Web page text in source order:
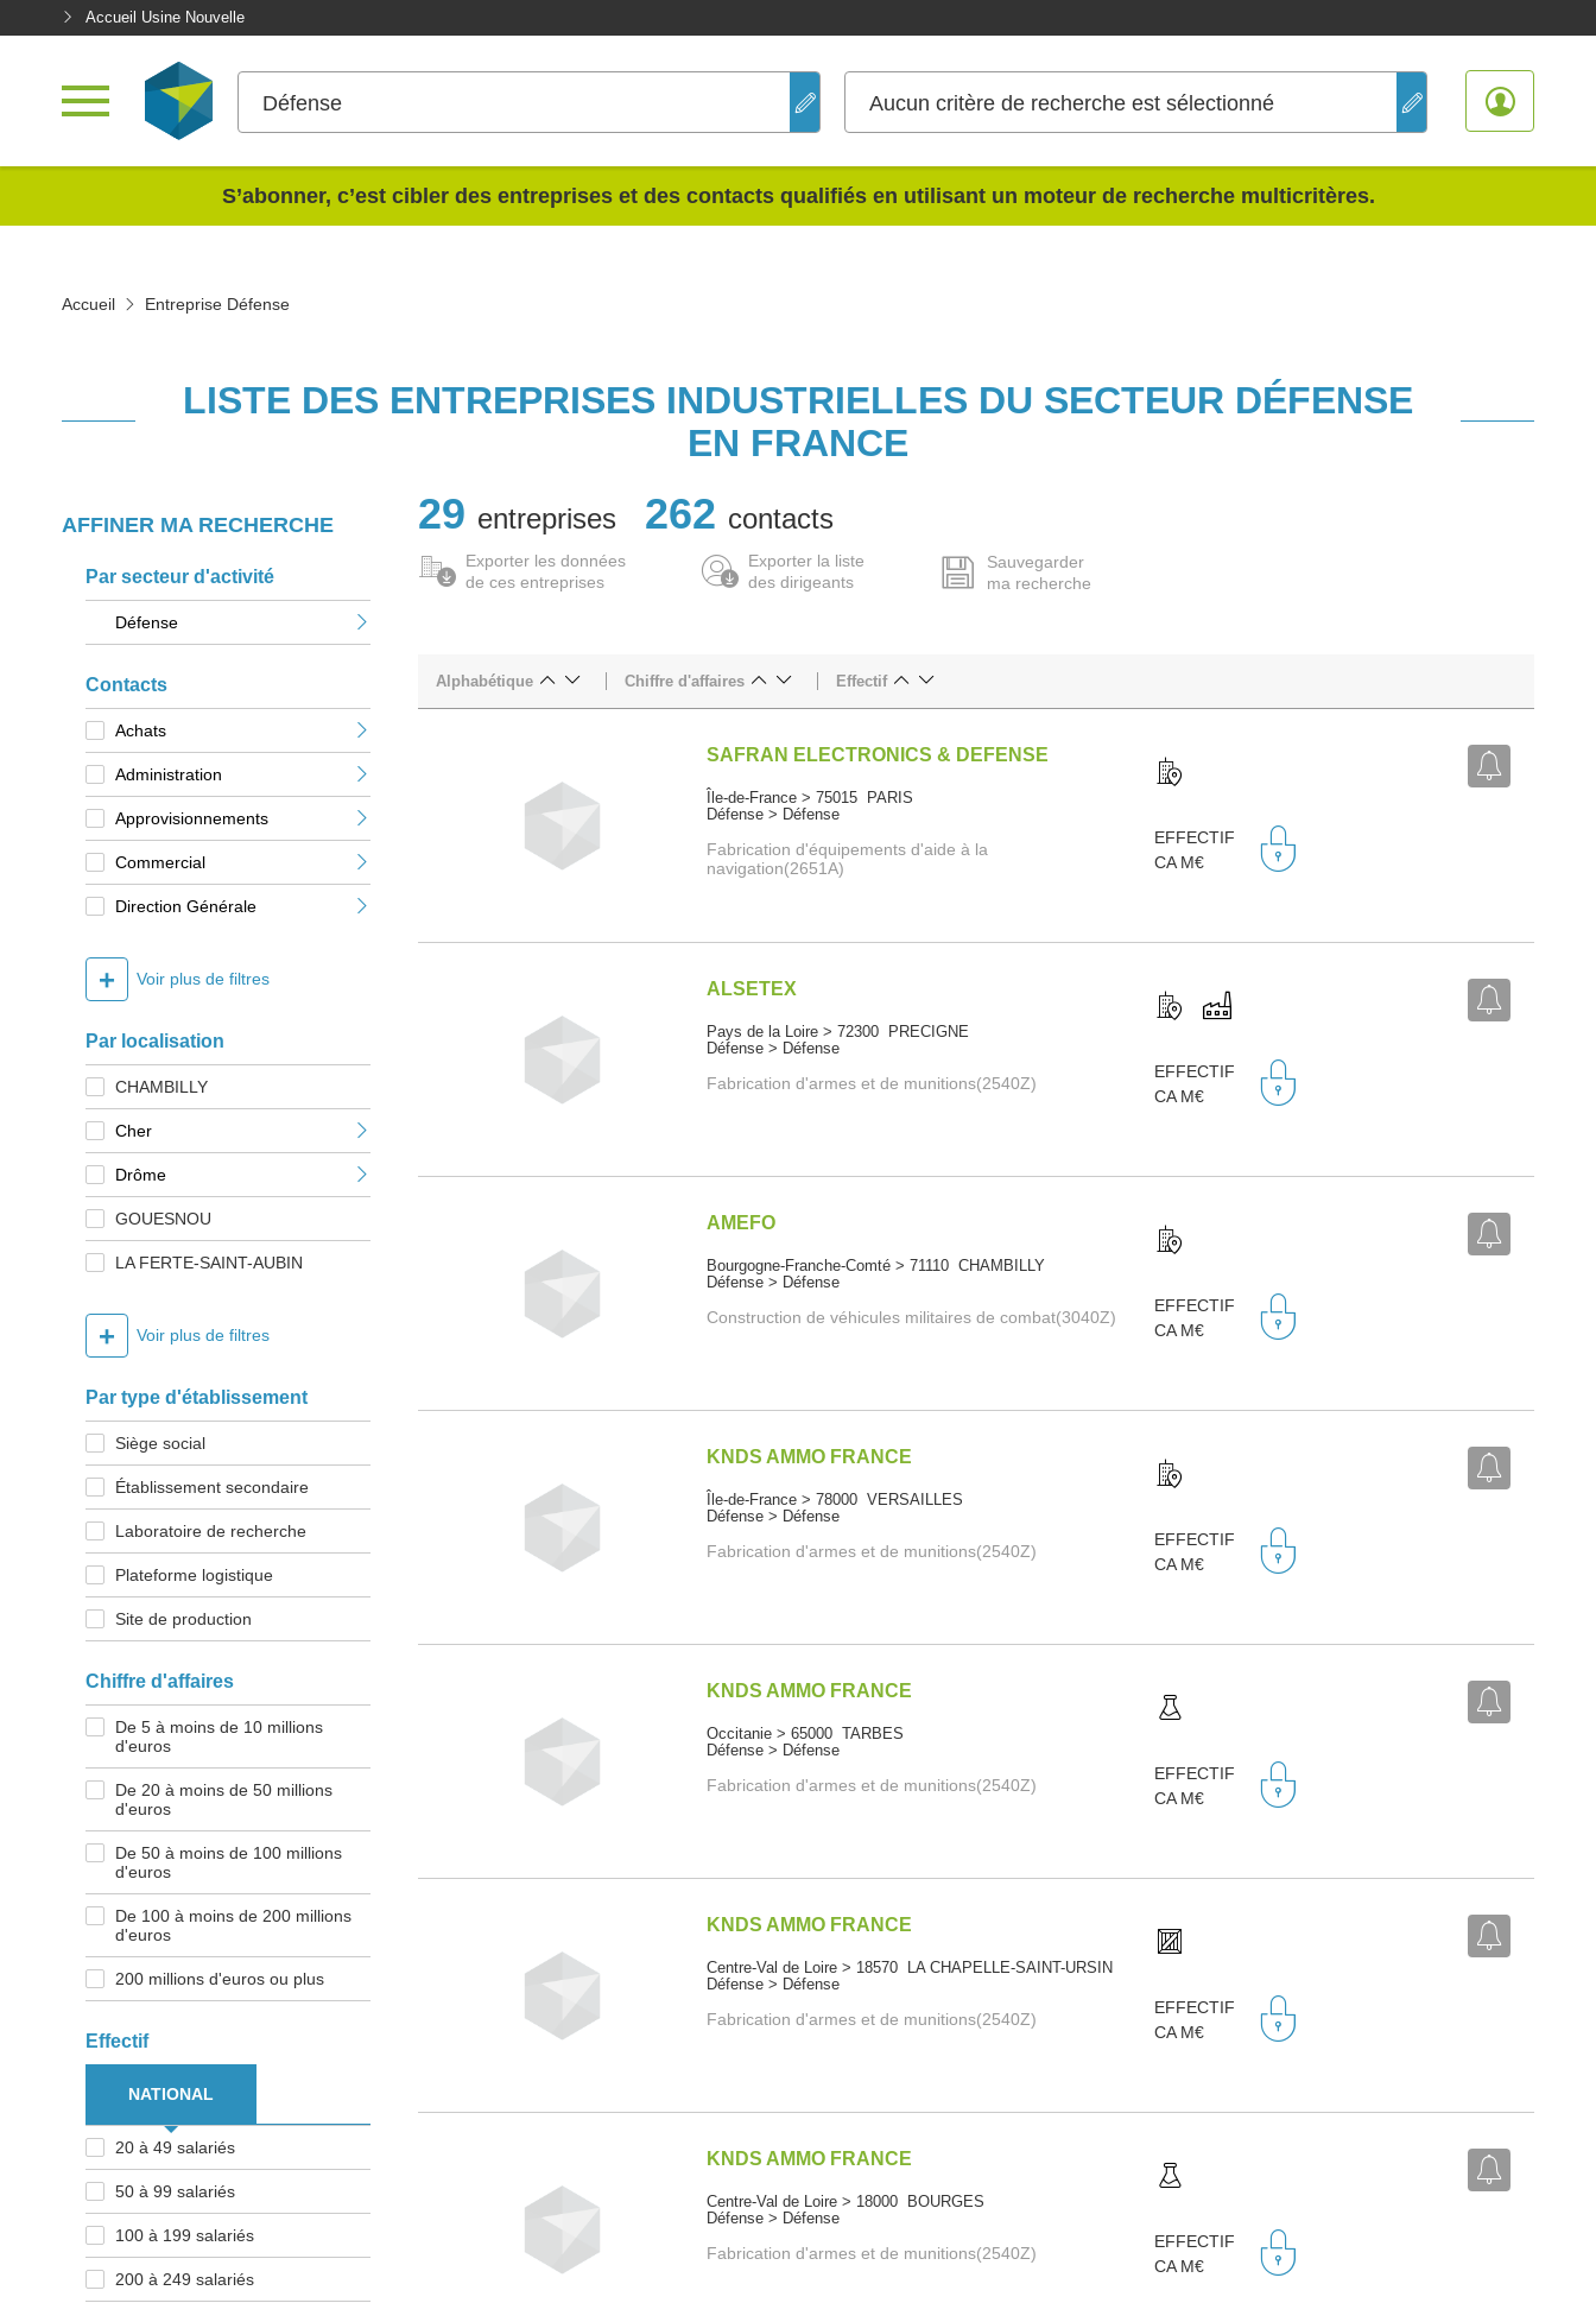
Accueil Usine Nouvelle
Défense Aucun critère de recherche est sélectionné
S’abonner, c’est cibler des entreprises et des contacts qualifiés en utilisant un moteur de recherche multicritères.
Accueil Entreprise Défense
LISTE DES ENTREPRISES INDUSTRIELLES DU SECTEUR DÉFENSE
EN FRANCE
AFFINER MA RECHERCHE
Par secteur d'activité
Défense
Contacts
Achats
Administration
Approvisionnements
Commercial
Direction Générale
+ Voir plus de filtres
Par localisation
CHAMBILLY
Cher
Drôme
GOUESNOU
LA FERTE-SAINT-AUBIN
+ Voir plus de filtres
Par type d'établissement
Siège social
Établissement secondaire
Laboratoire de recherche
Plateforme logistique
Site de production
Chiffre d'affaires
De 5 à moins de 10 millions
d'euros
De 20 à moins de 50 millions
d'euros
De 50 à moins de 100 millions
d'euros
De 100 à moins de 200 millions
d'euros
200 millions d'euros ou plus
Effectif
NATIONAL
20 à 49 salariés
50 à 99 salariés
100 à 199 salariés
200 à 249 salariés
29 entreprises 262 contacts
Exporter les données
de ces entreprises
Exporter la liste
des dirigeants
Sauvegarder
ma recherche
Alphabétique Chiffre d'affaires Effectif
SAFRAN ELECTRONICS & DEFENSE
Île-de-France > 75015 PARIS
Défense > Défense
Fabrication d'équipements d'aide à la
navigation(2651A)
EFFECTIF
CA M€
ALSETEX
Pays de la Loire > 72300 PRECIGNE
Défense > Défense
Fabrication d'armes et de munitions(2540Z)
EFFECTIF
CA M€
AMEFO
Bourgogne-Franche-Comté > 71110 CHAMBILLY
Défense > Défense
Construction de véhicules militaires de combat(3040Z)
EFFECTIF
CA M€
KNDS AMMO FRANCE
Île-de-France > 78000 VERSAILLES
Défense > Défense
Fabrication d'armes et de munitions(2540Z)
EFFECTIF
CA M€
KNDS AMMO FRANCE
Occitanie > 65000 TARBES
Défense > Défense
Fabrication d'armes et de munitions(2540Z)
EFFECTIF
CA M€
KNDS AMMO FRANCE
Centre-Val de Loire > 18570 LA CHAPELLE-SAINT-URSIN
Défense > Défense
Fabrication d'armes et de munitions(2540Z)
EFFECTIF
CA M€
KNDS AMMO FRANCE
Centre-Val de Loire > 18000 BOURGES
Défense > Défense
Fabrication d'armes et de munitions(2540Z)
EFFECTIF
CA M€